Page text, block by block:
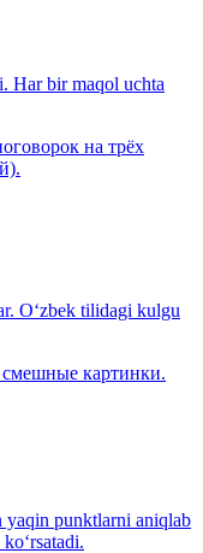
Har bir maqol uchta
на трёх
O‘zbek tilidagi kulgu
картинки.
yaqin punktlarni aniqlab